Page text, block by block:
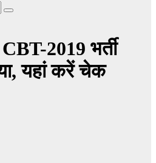
2019 भर्ती
यहां करें चेक